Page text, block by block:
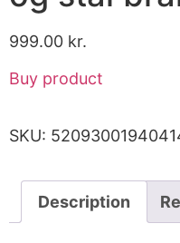
999.00 kr.
Buy product
SKU:
Description